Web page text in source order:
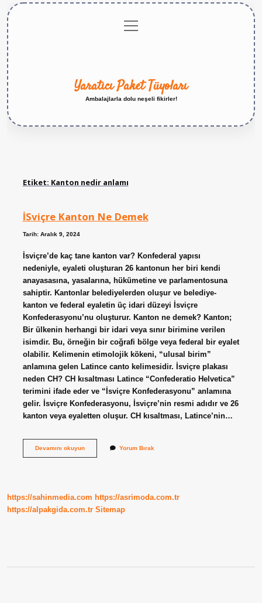
menüyü
aç
Yaratıcı Paket Tüyoları
Ambalajlarla dolu neşeli fikirler!
Etiket: Kanton nedir anlamı
İSviçre Kanton Ne Demek
Tarih: Aralık 9, 2024
İsviçre’de kaç tane kanton var? Konfederal yapısı
nedeniyle, eyaleti oluşturan 26 kantonun her biri kendi
anayasasına, yasalarına, hükümetine ve parlamentosuna
sahiptir. Kantonlar belediyelerden oluşur ve belediye-
kanton ve federal eyaletin üç idari düzeyi İsviçre
Konfederasyonu’nu oluşturur. Kanton ne demek? Kanton;
Bir ülkenin herhangi bir idari veya sınır birimine verilen
isimdir. Bu, örneğin bir coğrafi bölge veya federal bir eyalet
olabilir. Kelimenin etimolojik kökeni, “ulusal birim”
anlamına gelen Latince canto kelimesidir. İsviçre plakası
neden CH? CH kısaltması Latince “Confederatio Helvetica”
terimini ifade eder ve “İsviçre Konfederasyonu” anlamına
gelir. İsviçre Konfederasyonu, İsviçre’nin resmi adıdır ve 26
kanton veya eyaletten oluşur. CH kısaltması, Latince’nin…
Devamını okuyunİSviçre
Yorum Bırak
https://sahinmedia.com https://asrimoda.com.tr
https://alpakgida.com.tr Sitemap